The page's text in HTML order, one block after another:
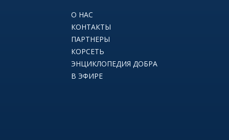
О НАС
КОНТАКТЫ
ПАРТНЕРЫ
КОРСЕТЬ
ЭНЦИКЛОПЕДИЯ ДОБРА
В ЭФИРЕ